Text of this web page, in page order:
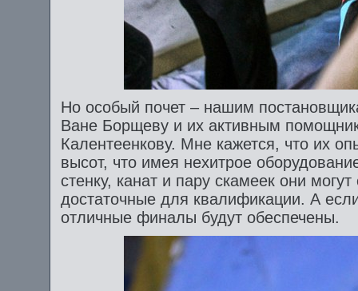
Но особый почет – нашим
Ване Борщеву и их активным
Калентеенкову. Мне кажется, что их
высот, что имея нехитрое
стенку, канат и пару скамеек они
достаточные для квалификации. А
отличные финалы будут обеспечены.